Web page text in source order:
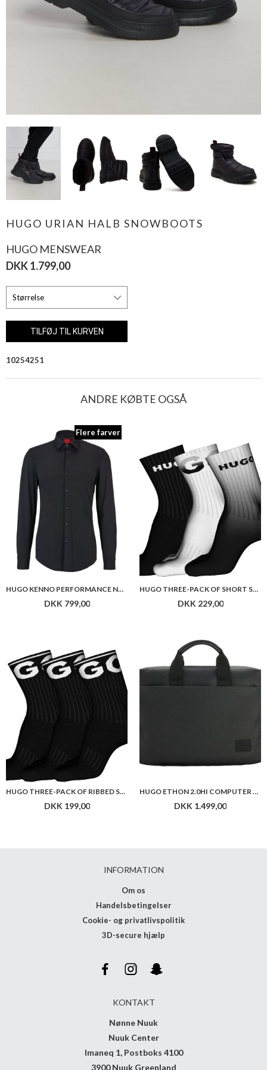
HUGO URIAN HALB SNOWBOOTS
HUGO MENSWEAR
DKK 1.799,00
10254251
ANDRE KØBTE OGSÅ
Flere farver
HUGO KENNO PERFORMANCE NOOS
DKK 799,00
HUGO THREE-PACK OF SHORT SOCKS WITH LOGOS
DKK 229,00
HUGO THREE-PACK OF RIBBED SHORT SOCKS WITH LOGOS
DKK 199,00
HUGO ETHON 2.0HI COMPUTER BAG
DKK 1.499,00
INFORMATION
Om os
Handelsbetingelser
Cookie- og privatlivspolitik
3D-secure hjælp
KONTAKT
Nønne Nuuk
Nuuk Center
Imaneq 1, Postboks 4100
3900 Nuuk Greenland